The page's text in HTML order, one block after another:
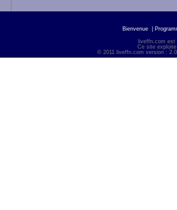
Bienvenue
liveffn.com est
Ce site
© 2011 liveffn.com version :